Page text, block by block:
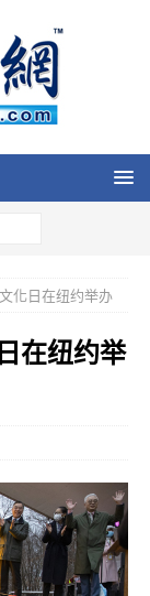
化日在纽约举办
在纽约举